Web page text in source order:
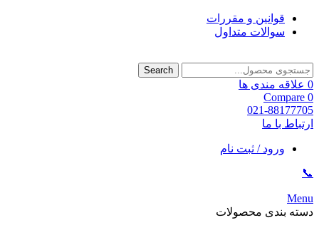
قوانین و مقررات
سوالات متداول
Search
0 علاقه مندی ها
0
Compare
021-88177705
ارتباط با ما
ورود / ثبت نام
📞
Menu
دسته بندی محصولات